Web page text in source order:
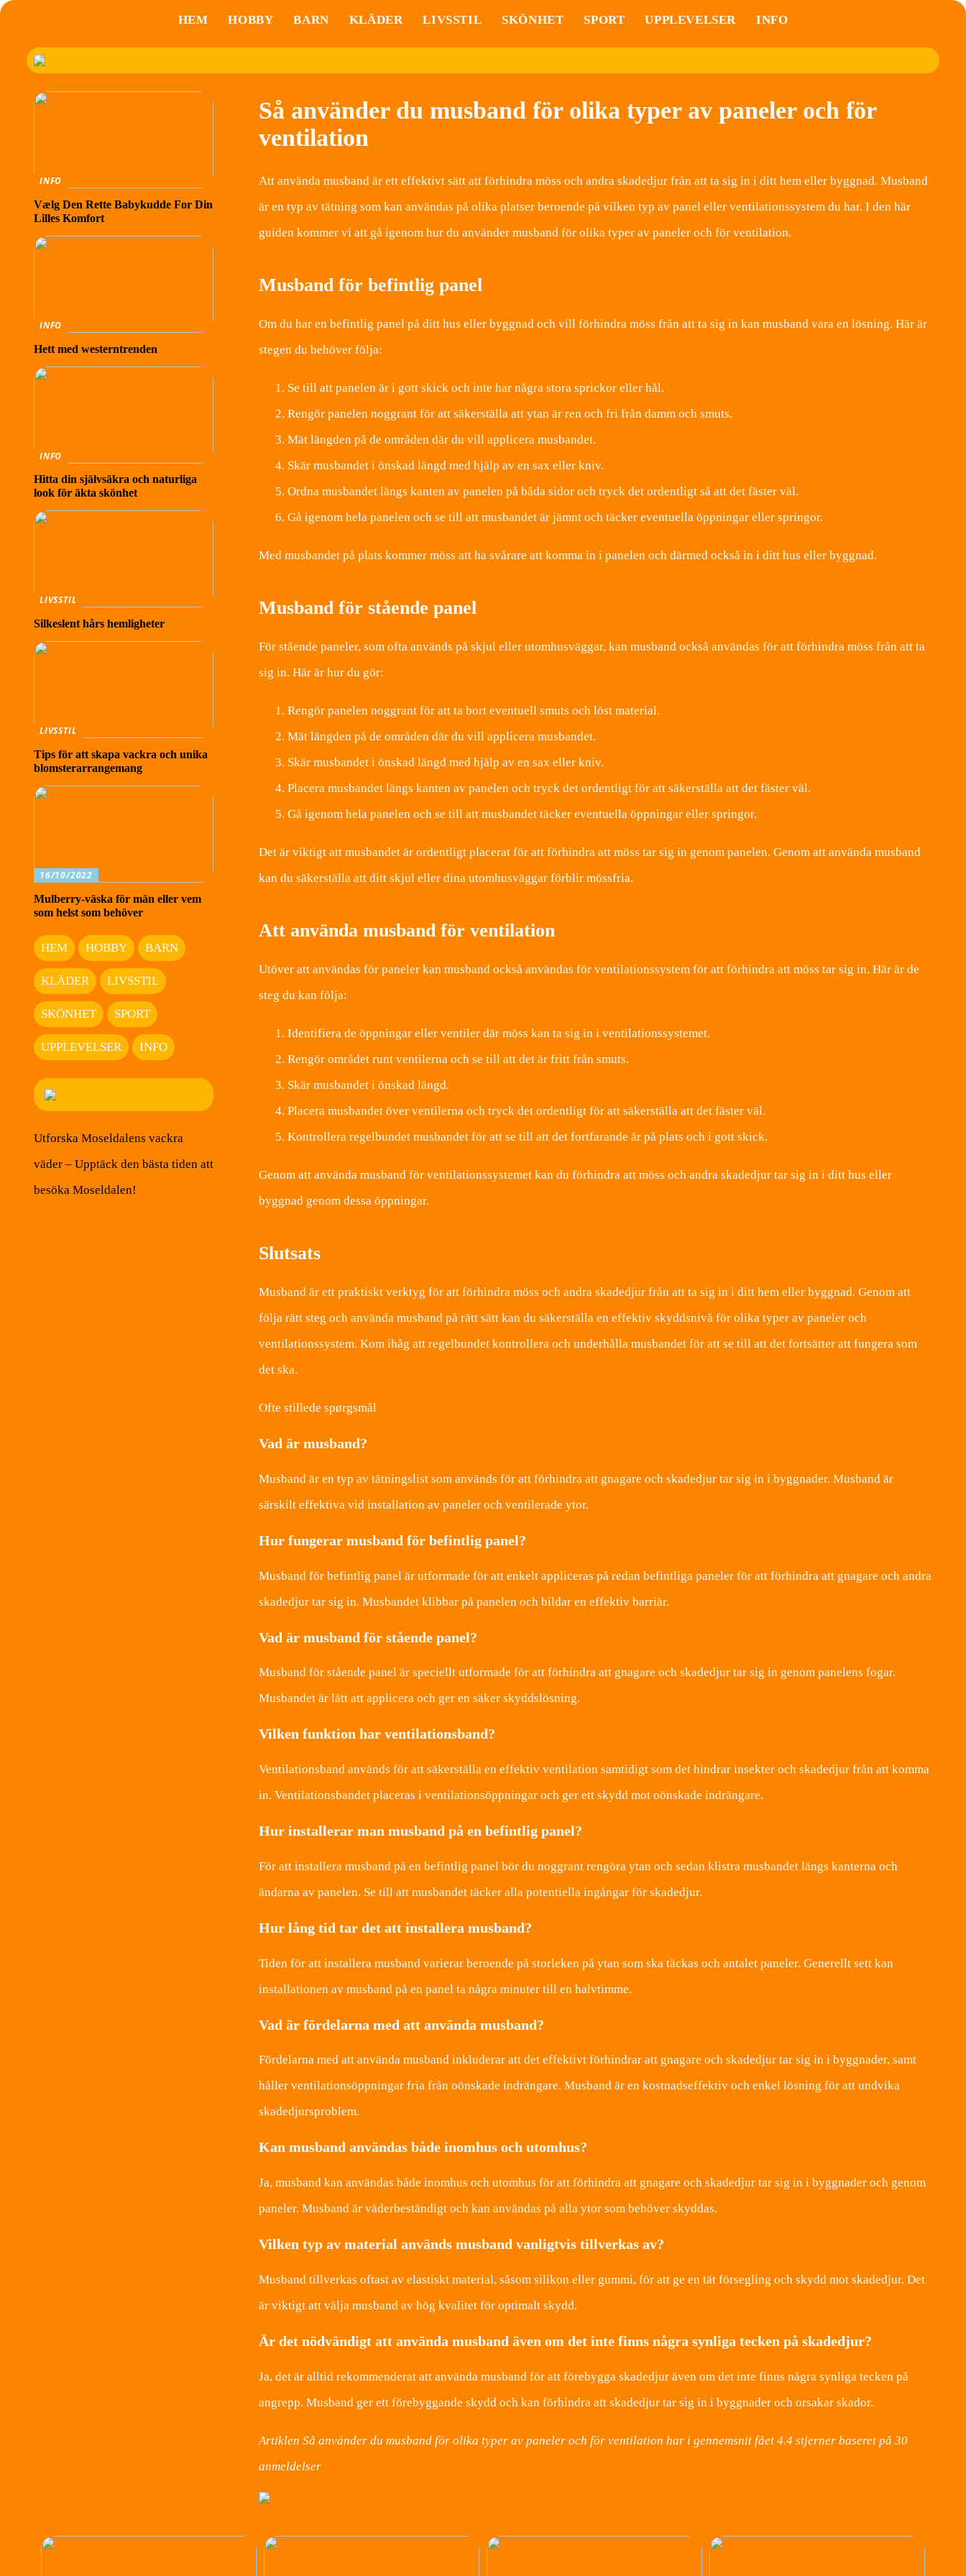
HEM HOBBY BARN KLÄDER LIVSSTIL SKÖNHET SPORT UPPLEVELSER INFO
Så använder du musband för olika typer av paneler och för
ventilation
Att använda musband är ett effektivt sätt att förhindra möss och andra skadedjur från att ta sig in i ditt hem eller byggnad. Musband
är en typ av tätning som kan användas på olika platser beroende på vilken typ av panel eller ventilationssystem du har. I den här
guiden kommer vi att gå igenom hur du använder musband för olika typer av paneler och för ventilation.
Musband för befintlig panel
Om du har en befintlig panel på ditt hus eller byggnad och vill förhindra möss från att ta sig in kan musband vara en lösning. Här är
stegen du behöver följa:
Se till att panelen är i gott skick och inte har några stora sprickor eller hål.
Rengör panelen noggrant för att säkerställa att ytan är ren och fri från damm och smuts.
Mät längden på de områden där du vill applicera musbandet.
Skär musbandet i önskad längd med hjälp av en sax eller kniv.
Ordna musbandet längs kanten av panelen på båda sidor och tryck det ordentligt så att det fäster väl.
Gå igenom hela panelen och se till att musbandet är jämnt och täcker eventuella öppningar eller springor.
Med musbandet på plats kommer möss att ha svårare att komma in i panelen och därmed också in i ditt hus eller byggnad.
Musband för stående panel
För stående paneler, som ofta används på skjul eller utomhusväggar, kan musband också användas för att förhindra möss från att ta
sig in. Här är hur du gör:
Rengör panelen noggrant för att ta bort eventuell smuts och löst material.
Mät längden på de områden där du vill applicera musbandet.
Skär musbandet i önskad längd med hjälp av en sax eller kniv.
Placera musbandet längs kanten av panelen och tryck det ordentligt för att säkerställa att det fäster väl.
Gå igenom hela panelen och se till att musbandet täcker eventuella öppningar eller springor.
Det är viktigt att musbandet är ordentligt placerat för att förhindra att möss tar sig in genom panelen. Genom att använda musband
kan du säkerställa att ditt skjul eller dina utomhusväggar förblir mössfria.
Att använda musband för ventilation
Utöver att användas för paneler kan musband också användas för ventilationssystem för att förhindra att möss tar sig in. Här är de
steg du kan följa:
Identifiera de öppningar eller ventiler där möss kan ta sig in i ventilationssystemet.
Rengör området runt ventilerna och se till att det är fritt från smuts.
Skär musbandet i önskad längd.
Placera musbandet över ventilerna och tryck det ordentligt för att säkerställa att det fäster väl.
Kontrollera regelbundet musbandet för att se till att det fortfarande är på plats och i gott skick.
Genom att använda musband för ventilationssystemet kan du förhindra att möss och andra skadedjur tar sig in i ditt hus eller
byggnad genom dessa öppningar.
Slutsats
Musband är ett praktiskt verktyg för att förhindra möss och andra skadedjur från att ta sig in i ditt hem eller byggnad. Genom att
följa rätt steg och använda musband på rätt sätt kan du säkerställa en effektiv skyddsnivå för olika typer av paneler och
ventilationssystem. Kom ihåg att regelbundet kontrollera och underhålla musbandet för att se till att det fortsätter att fungera som
det ska.
Ofte stillede spørgsmål
Vad är musband?
Musband är en typ av tätningslist som används för att förhindra att gnagare och skadedjur tar sig in i byggnader. Musband är
särskilt effektiva vid installation av paneler och ventilerade ytor.
Hur fungerar musband för befintlig panel?
Musband för befintlig panel är utformade för att enkelt appliceras på redan befintliga paneler för att förhindra att gnagare och andra
skadedjur tar sig in. Musbandet klibbar på panelen och bildar en effektiv barriär.
Vad är musband för stående panel?
Musband för stående panel är speciellt utformade för att förhindra att gnagare och skadedjur tar sig in genom panelens fogar.
Musbandet är lätt att applicera och ger en säker skyddslösning.
Vilken funktion har ventilationsband?
Ventilationsband används för att säkerställa en effektiv ventilation samtidigt som det hindrar insekter och skadedjur från att komma
in. Ventilationsbandet placeras i ventilationsöppningar och ger ett skydd mot oönskade indrängare.
Hur installerar man musband på en befintlig panel?
För att installera musband på en befintlig panel bör du noggrant rengöra ytan och sedan klistra musbandet längs kanterna och
ändarna av panelen. Se till att musbandet täcker alla potentiella ingångar för skadedjur.
Hur lång tid tar det att installera musband?
Tiden för att installera musband varierar beroende på storleken på ytan som ska täckas och antalet paneler. Generellt sett kan
installationen av musband på en panel ta några minuter till en halvtimme.
Vad är fördelarna med att använda musband?
Fördelarna med att använda musband inkluderar att det effektivt förhindrar att gnagare och skadedjur tar sig in i byggnader, samt
håller ventilationsöppningar fria från oönskade indrängare. Musband är en kostnadseffektiv och enkel lösning för att undvika
skadedjursproblem.
Kan musband användas både inomhus och utomhus?
Ja, musband kan användas både inomhus och utomhus för att förhindra att gnagare och skadedjur tar sig in i byggnader och genom
paneler. Musband är väderbeständigt och kan användas på alla ytor som behöver skyddas.
Vilken typ av material används musband vanligtvis tillverkas av?
Musband tillverkas oftast av elastiskt material, såsom silikon eller gummi, för att ge en tät försegling och skydd mot skadedjur. Det
är viktigt att välja musband av hög kvalitet för optimalt skydd.
Är det nödvändigt att använda musband även om det inte finns några synliga tecken på skadedjur?
Ja, det är alltid rekommenderat att använda musband för att förebygga skadedjur även om det inte finns några synliga tecken på
angrepp. Musband ger ett förebyggande skydd och kan förhindra att skadedjur tar sig in i byggnader och orsakar skador.
Artiklen Så använder du musband för olika typer av paneler och för ventilation har i gennemsnit fået 4.4 stjerner baseret på 30
anmeldelser
INFO
Vælg Den Rette Babykudde For Din
Lilles Komfort
INFO
Hett med westerntrenden
INFO
Hitta din självsäkra och naturliga
look för äkta skönhet
LIVSSTIL
Silkeslent hårs hemligheter
LIVSSTIL
Tips för att skapa vackra och unika
blomsterarrangemang
16/10/2022
Mulberry-väska för män eller vem
som helst som behöver
HEM HOBBY BARN
KLÄDER LIVSSTIL
SKÖNHET SPORT
UPPLEVELSER INFO
Utforska Moseldalens vackra
väder – Upptäck den bästa tiden att
besöka Moseldalen!